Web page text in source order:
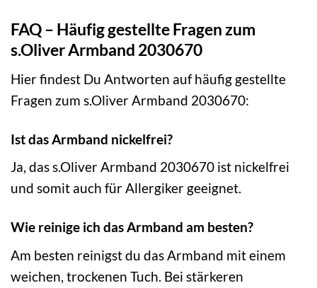
FAQ – Häufig gestellte Fragen zum
s.Oliver Armband 2030670
Hier findest Du Antworten auf häufig gestellte
Fragen zum s.Oliver Armband 2030670:
Ist das Armband nickelfrei?
Ja, das s.Oliver Armband 2030670 ist nickelfrei
und somit auch für Allergiker geeignet.
Wie reinige ich das Armband am besten?
Am besten reinigst du das Armband mit einem
weichen, trockenen Tuch. Bei stärkeren